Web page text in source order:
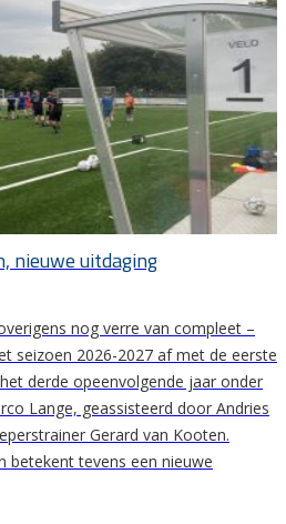
nieuwe uitdaging
nog verre van compleet –
seizoen 2026-2027 af met de eerste
derde opeenvolgende jaar onder
Lange, geassisteerd door Andries
Gerard van Kooten.
betekent tevens een nieuwe